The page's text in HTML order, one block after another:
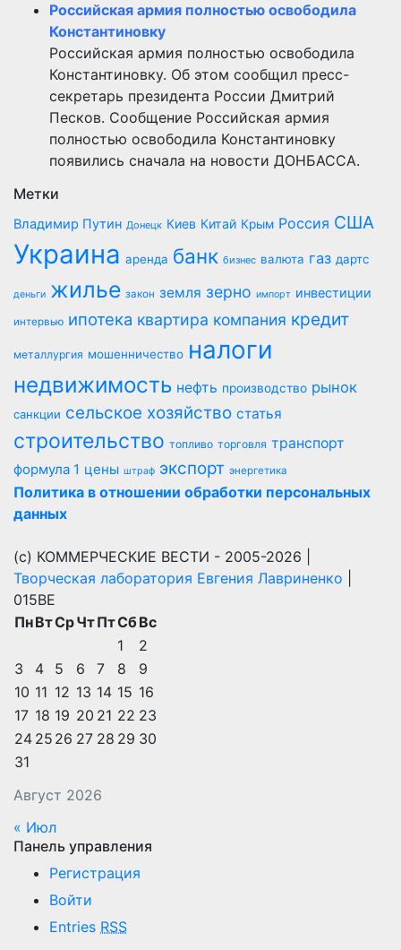
Российская армия полностью освободила
Константиновку
Российская армия полностью освободила
Константиновку. Об этом сообщил пресс-
секретарь президента России Дмитрий
Песков. Сообщение Российская армия
полностью освободила Константиновку
появились сначала на новости ДОНБАССА.
Метки
Владимир Путин Донецк Киев Китай Крым Россия США
Украина аренда банк бизнес валюта газ дартс
деньги жилье закон земля зерно импорт инвестиции
интервью ипотека квартира компания кредит
металлургия мошенничество налоги
недвижимость нефть производство рынок
санкции сельское хозяйство статья
строительство топливо торговля транспорт
формула 1 цены штраф экспорт энергетика
Политика в отношении обработки персональных
данных
(с) КОММЕРЧЕСКИЕ ВЕСТИ - 2005-2026 |
Творческая лаборатория Евгения Лавриненко
015BE
Август 2026
ПнВтСрЧтПтСбВс
1
2
3
4 5 6 7 8
9
10 11 12 13 14 15 16
17 18 19 20 21 22 23
24 25 26 27 28 29 30
31
« Июл
Панель управления
Регистрация
Войти
Entries RSS